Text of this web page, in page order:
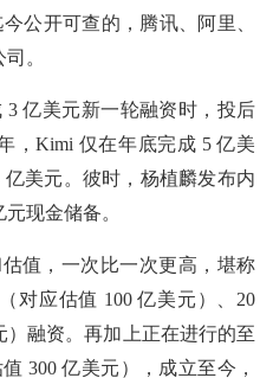
公开可查的，腾讯、阿里、
。
3 亿美元新一轮融资时，投后
，Kimi 仅在年底完成 5 亿美
美元。彼时，杨植麟发布内
现金储备。
值，一次比一次更高，堪称
对应估值 100 亿美元）、20
）融资。再加上正在进行的至
300 亿美元），成立至今，